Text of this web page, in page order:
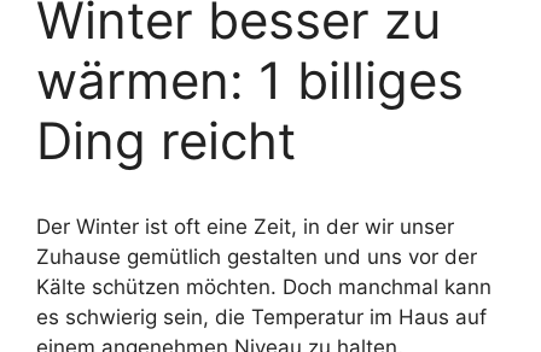
Winter besser zu
wärmen: 1 billiges
Ding reicht
Der Winter ist oft eine Zeit, in der wir unser
Zuhause gemütlich gestalten und uns vor der
Kälte schützen möchten. Doch manchmal kann
es schwierig sein, die Temperatur im Haus auf
einem angenehmen Niveau zu halten,